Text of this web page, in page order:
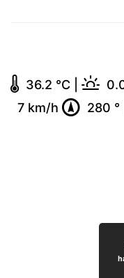
36.2 °C
7 km/h
280 °